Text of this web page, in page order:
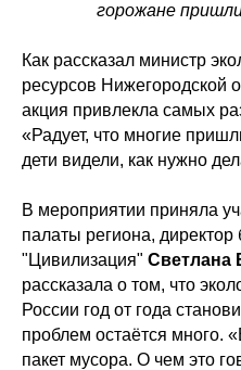
горожане
Как рассказал министр
ресурсов Нижегородской
акция привлекла самых
«Радует, что многие
дети видели, как нужно
В мероприятии приняла
палаты региона, директор
"Цивилизация" Светлана
рассказала о том, что
России год от года
проблем остаётся много.
пакет мусора. О чем это